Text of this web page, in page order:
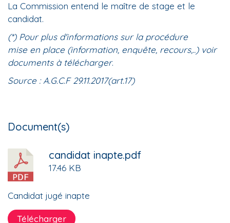
La Commission entend le maître de stage et le
candidat.
(*) Pour plus d'informations sur la procédure
mise en place (information, enquête, recours,..) voir
documents à télécharger.
Source : A.G.C.F 29.11.2017(art.17)
Document(s)
candidat inapte.pdf
17.46 KB
Candidat jugé inapte
Télécharger